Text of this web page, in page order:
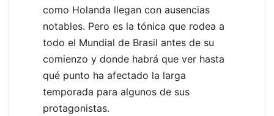
como Holanda llegan con ausencias
notables. Pero es la tónica que rodea a
todo el Mundial de Brasil antes de su
comienzo y donde habrá que ver hasta
qué punto ha afectado la larga
temporada para algunos de sus
protagonistas.